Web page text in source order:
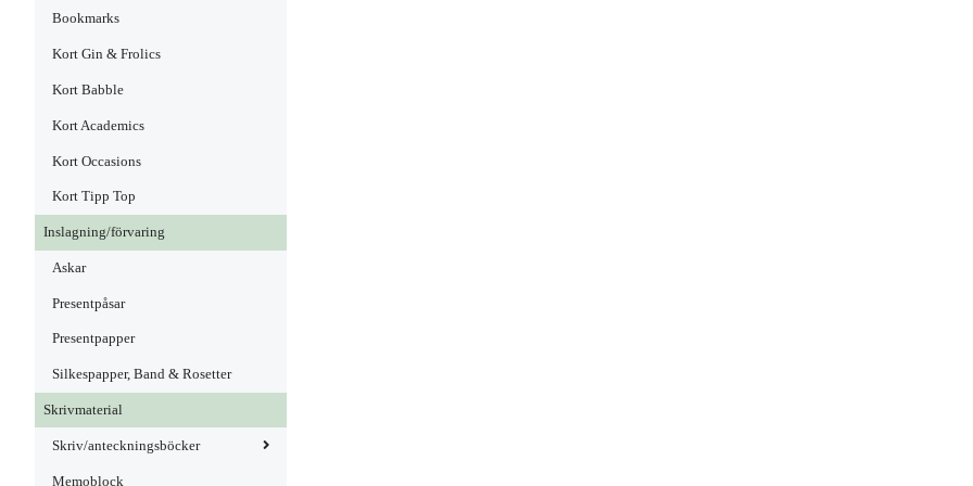
Bookmarks
Kort Gin & Frolics
Kort Babble
Kort Academics
Kort Occasions
Kort Tipp Top
Inslagning/förvaring
Askar
Presentpåsar
Presentpapper
Silkespapper, Band & Rosetter
Skrivmaterial
Skriv/anteckningsböcker
Memoblock